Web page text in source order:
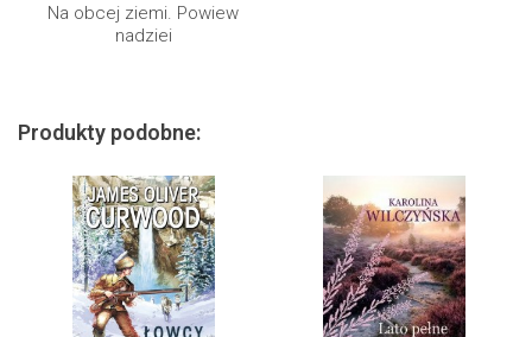
Na obcej ziemi. Powiew
nadziei
Produkty podobne: